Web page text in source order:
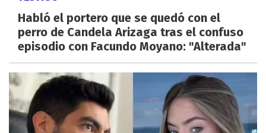
Habló el portero que se quedó con el
perro de Candela Arizaga tras el confuso
episodio con Facundo Moyano: "Alterada"